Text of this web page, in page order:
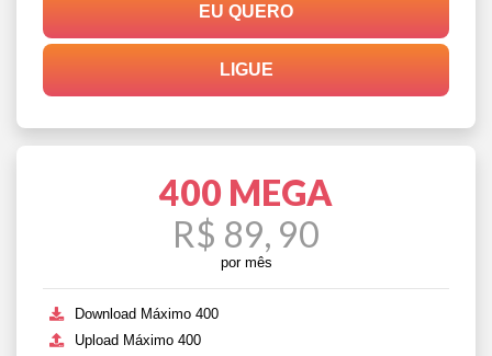
EU QUERO
LIGUE
400 MEGA
R$ 89, 90
por mês
Download Máximo 400
Upload Máximo 400